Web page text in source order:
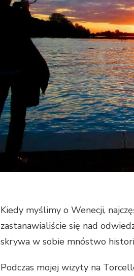
Kiedy myślimy o Wenecji,
zastanawialiście się nad
skrywa w sobie mnóstwo
Podczas mojej wizyty na